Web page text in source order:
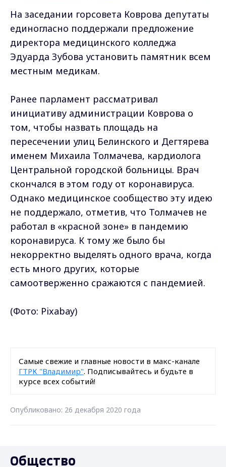
На заседании горсовета Коврова депутаты
единогласно поддержали предложение
директора медицинского колледжа
Эдуарда Зубова установить памятник всем
местным медикам.
Ранее парламент рассматривал
инициативу администрации Коврова о
том, чтобы назвать площадь на
пересечении улиц Белинского и Дегтярева
именем Михаила Толмачева, кардиолога
Центральной городской больницы. Врач
скончался в этом году от коронавируса.
Однако медицинское сообщество эту идею
не поддержало, отметив, что Толмачев не
работал в «красной зоне» в пандемию
коронавируса. К тому же было бы
некорректно выделять одного врача, когда
есть много других, которые
самоотверженно сражаются с пандемией.
(Фото: Pixabay)
Самые свежие и главные новости в макс-канале
ГТРК "Владимир". Подписывайтесь и будьте в
курсе всех событий!
Опубликовано: 26 декабря 2020 года
Общество